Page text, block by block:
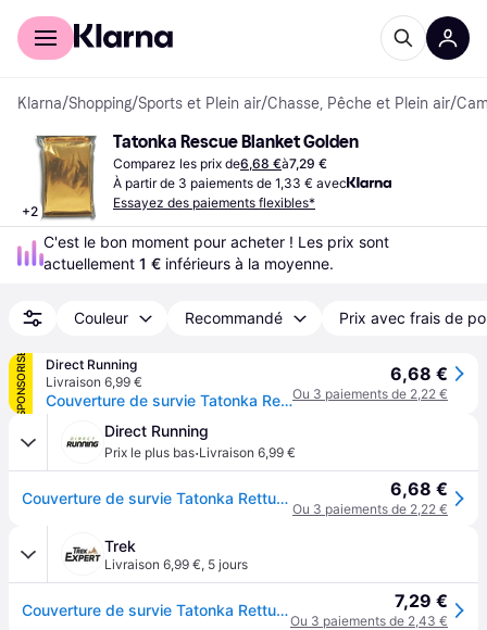
Acheter avec Klarna
Klarna/Shopping/Sports et Plein air/Chasse, Pêche et Plein air/
+2
Tatonka Rescue Blanket Golden
Comparez les prix de6,68 €à7,29 €
À partir de 3 paiements de 1,33 € avec
Essayez des paiements flexibles*
C'est le bon moment pour acheter ! Les prix sont
actuellement 1 € inférieurs à la moyenne.
Couleur Recommandé Prix avec frais de
SPONSORISÉ
Direct Running
Livraison 6,99 €
Couverture de survie Tatonka Rettungsdecke - Doré
6,68 €
Ou 3 paiements de 2,22 €
Direct Running
Prix le plus bas·Livraison 6,99 €
Couverture de survie Tatonka Rettungsdecke - Doré 6,68 €
Ou 3 paiements de 2,22 €
Trek
Livraison 6,99 €, 5 jours
Couverture de survie Tatonka Rettungsdecke - Doré 7,29 €
Ou 3 paiements de 2,43 €